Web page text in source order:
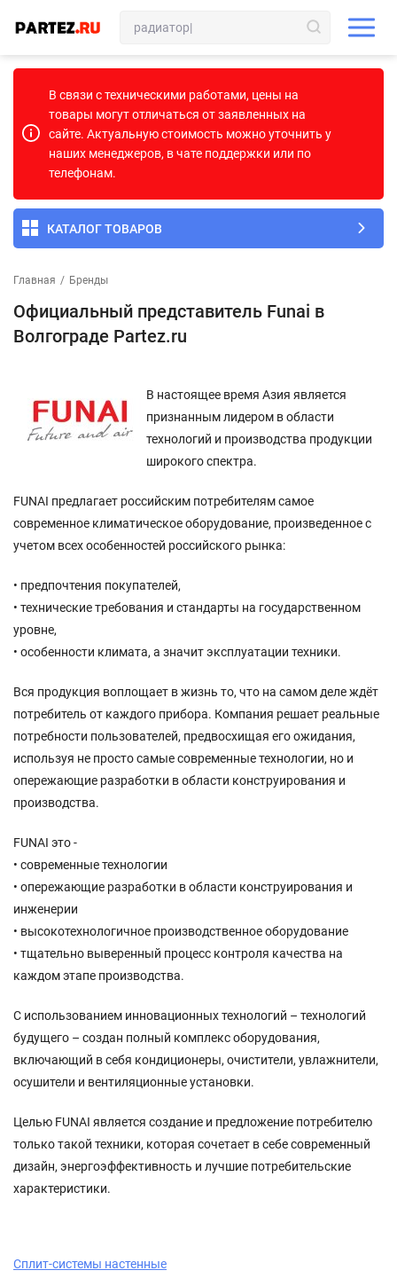
В связи с техническими работами, цены на
товары могут отличаться от заявленных на
сайте. Актуальную стоимость можно уточнить у
наших менеджеров, в чате поддержки или по
телефонам.
КАТАЛОГ ТОВАРОВ
Главная / Бренды
Официальный представитель Funai в
Волгограде Partez.ru
В настоящее время Азия является
признанным лидером в области
технологий и производства продукции
широкого спектра.
FUNAI предлагает российским потребителям самое
современное климатическое оборудование, произведенное с
учетом всех особенностей российского рынка:
• предпочтения покупателей,
• технические требования и стандарты на государственном
уровне,
• особенности климата, а значит эксплуатации техники.
Вся продукция воплощает в жизнь то, что на самом деле ждёт
потребитель от каждого прибора. Компания решает реальные
потребности пользователей, предвосхищая его ожидания,
используя не просто самые современные технологии, но и
опережающие разработки в области конструирования и
производства.
FUNAI это -
• современные технологии
• опережающие разработки в области конструирования и
инженерии
• высокотехнологичное производственное оборудование
• тщательно выверенный процесс контроля качества на
каждом этапе производства.
С использованием инновационных технологий – технологий
будущего – создан полный комплекс оборудования,
включающий в себя кондиционеры, очистители, увлажнители,
осушители и вентиляционные установки.
Целью FUNAI является создание и предложение потребителю
только такой техники, которая сочетает в себе современный
дизайн, энергоэффективность и лучшие потребительские
характеристики.
Сплит-системы настенные